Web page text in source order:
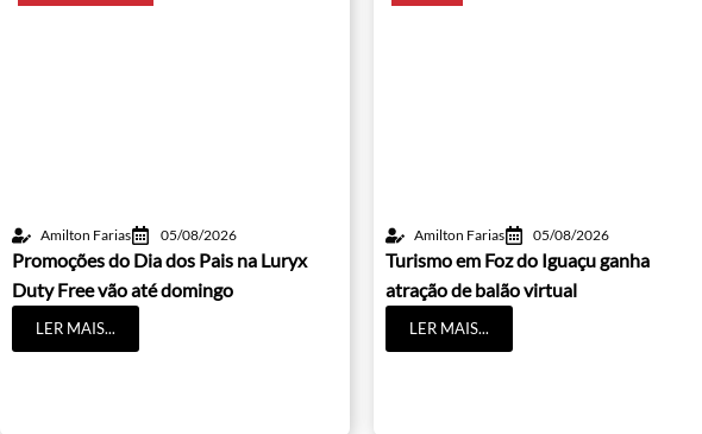
Amilton Farias 05/08/2026
Promoções do Dia dos Pais na Luryx
Duty Free vão até domingo
LER MAIS...
Amilton Farias 05/08/2026
Turismo em Foz do Iguaçu ganha
atração de balão virtual
LER MAIS...